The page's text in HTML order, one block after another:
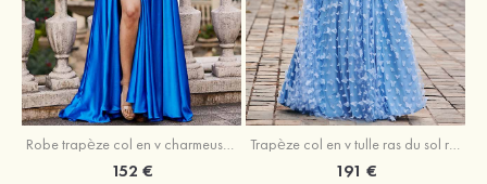
Robe trapèze col en v charmeuse traîne balayage robe de bal
152 €
Trapèze col en v tulle ras du sol robe de bal avec papillon
191 €